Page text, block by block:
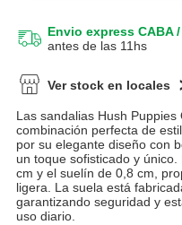
Envio express CABA /
antes de las 11hs
Ver stock en locales
Las sandalias Hush
combinación perfecta de
por su elegante diseño con
un toque sofisticado y
cm y el suelín de 0,8 cm,
ligera. La suela está
garantizando seguridad y
uso diario.